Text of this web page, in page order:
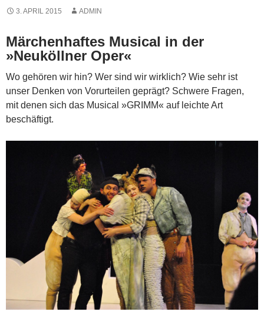
3. APRIL 2015 ADMIN
Märchenhaftes Musical in der
»Neuköllner Oper«
Wo gehören wir hin? Wer sind wir wirklich? Wie sehr ist
unser Denken von Vorurteilen geprägt? Schwere Fragen,
mit denen sich das Musical »GRIMM« auf leichte Art
beschäftigt.